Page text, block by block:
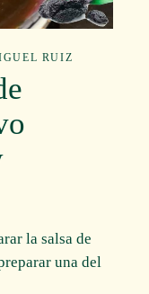
RUIZ
la salsa de
una del